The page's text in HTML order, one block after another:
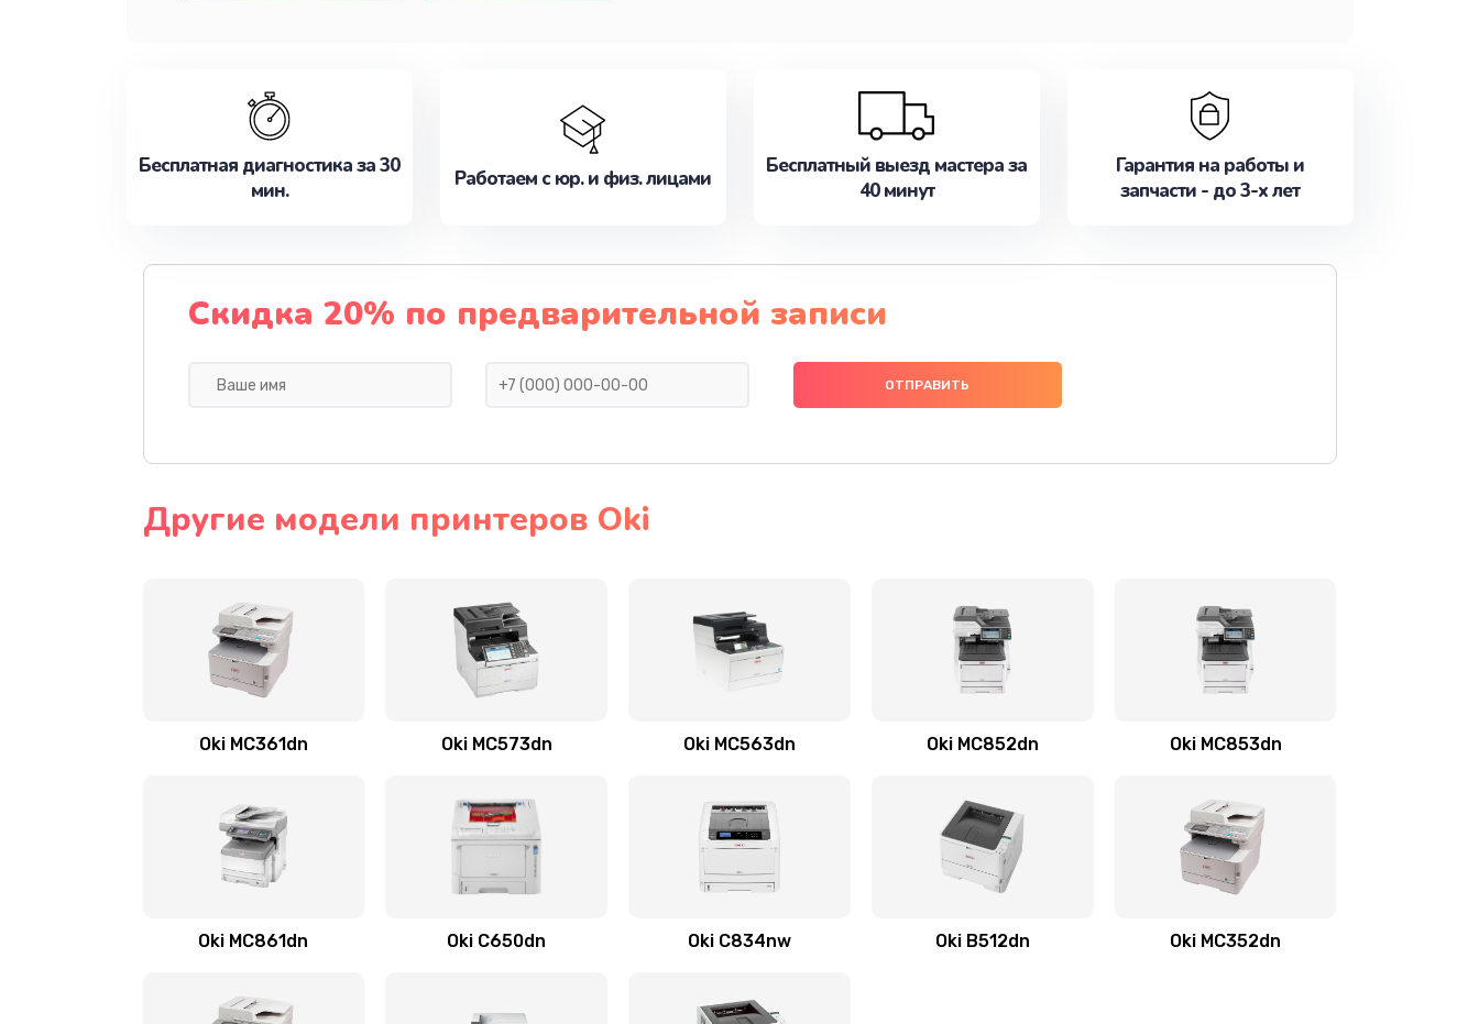
Бесплатная диагностика за 30
мин.
Работаем с юр. и физ. лицами
Бесплатный выезд мастера за
40 минут
Гарантия на работы и
запчасти - до 3-х лет
Скидка 20% по предварительной записи
Другие модели принтеров Oki
Oki MC361dn Oki MC573dn Oki MC563dn Oki MC852dn Oki MC853dn
Oki MC861dn Oki C650dn Oki C834nw Oki B512dn Oki MC352dn